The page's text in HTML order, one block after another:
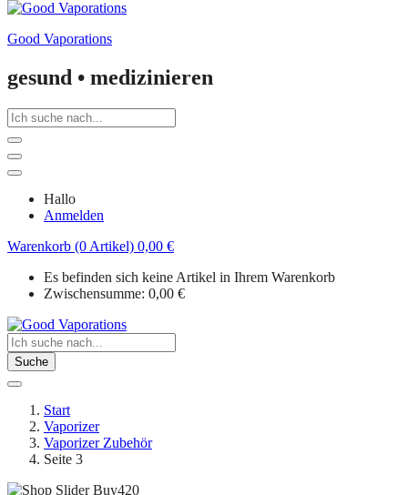
Good Vaporations
gesund • medizinieren
Hallo
Anmelden
Warenkorb (0 Artikel) 0,00 €
Es befinden sich keine Artikel in Ihrem Warenkorb
Zwischensumme: 0,00 €
Suche
Start
Vaporizer
Vaporizer Zubehör
Seite 3